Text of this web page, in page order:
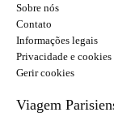
Sobre nós
Contato
Informações legais
Privacidade e cookies
Gerir cookies
Viagem